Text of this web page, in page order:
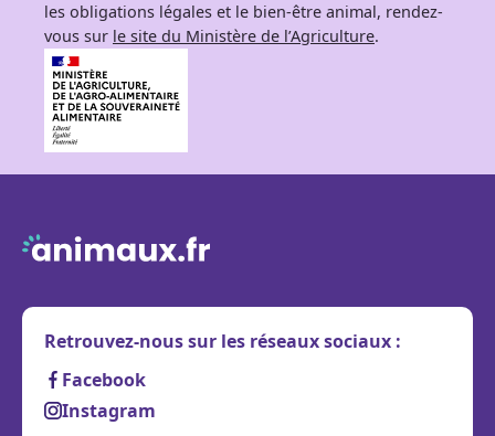
les obligations légales et le bien-être animal, rendez-
vous sur le site du Ministère de l’Agriculture.
Retrouvez-nous sur les réseaux sociaux :
Facebook
Instagram